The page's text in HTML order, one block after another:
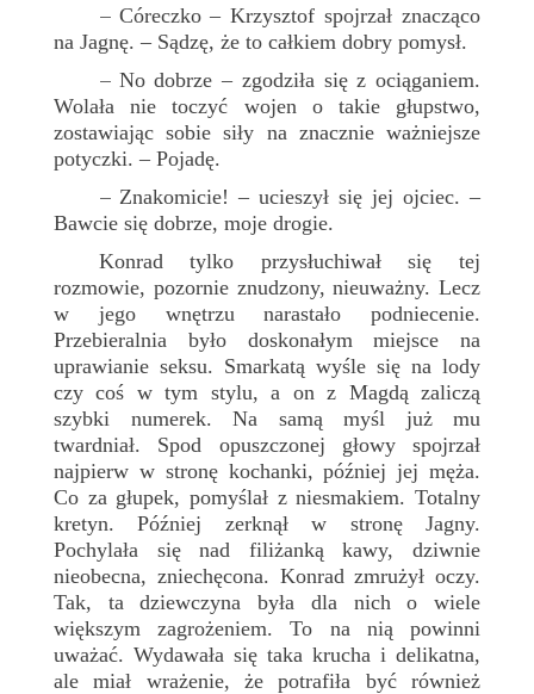
– Córeczko – Krzysztof spojrzał znacząco
na Jagnę. – Sądzę, że to całkiem dobry pomysł.
– No dobrze – zgodziła się z ociąganiem.
Wolała nie toczyć wojen o takie głupstwo,
zostawiając sobie siły na znacznie ważniejsze
potyczki. – Pojadę.
– Znakomicie! – ucieszył się jej ojciec. –
Bawcie się dobrze, moje drogie.
Konrad tylko przysłuchiwał się tej
rozmowie, pozornie znudzony, nieuważny. Lecz
w jego wnętrzu narastało podniecenie.
Przebieralnia było doskonałym miejsce na
uprawianie seksu. Smarkatą wyśle się na lody
czy coś w tym stylu, a on z Magdą zaliczą
szybki numerek. Na samą myśl już mu
twardniał. Spod opuszczonej głowy spojrzał
najpierw w stronę kochanki, później jej męża.
Co za głupek, pomyślał z niesmakiem. Totalny
kretyn. Później zerknął w stronę Jagny.
Pochylała się nad filiżanką kawy, dziwnie
nieobecna, zniechęcona. Konrad zmrużył oczy.
Tak, ta dziewczyna była dla nich o wiele
większym zagrożeniem. To na nią powinni
uważać. Wydawała się taka krucha i delikatna,
ale miał wrażenie, że potrafiła być również